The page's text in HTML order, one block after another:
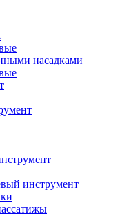
насадками
инструмент